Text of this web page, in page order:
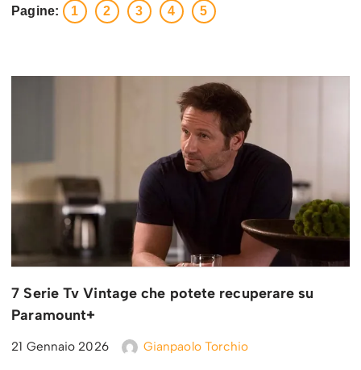
Pagine: 1 2 3 4 5
7 Serie Tv Vintage che potete recuperare su
Paramount+
21 Gennaio 2026 Gianpaolo Torchio